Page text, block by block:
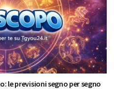
le previsioni segno per segno